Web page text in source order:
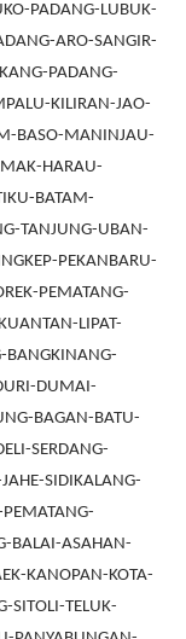
PADANG-LUBUK-
ARO-SANGIR-
PADANG-
KILIRAN-JAO-
BASO-MANINJAU-
HARAU-
BATAM-
TANJUNG-UBAN-
PEKANBARU-
PEMATANG-
LIPAT-
BANGKINANG-
DUMAI-
BAGAN-BATU-
SERDANG-
SIDIKALANG-
BALAI-ASAHAN-
KANOPAN-KOTA-
SITOLI-TELUK-